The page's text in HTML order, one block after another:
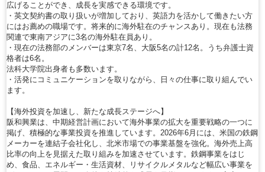
広げることができ、成長を実感できる環境です。
・英文契約書の取り扱いが増加しており、英語力を活かして働きたい方
にはお薦めの職場です。将来的に海外駐在のチャンスあり。現在も法務
関連で東南アジアに3名の海外駐在員あり。
・現在の法務部のメンバーは東京7名、大阪5名の計12名。うち弁護士資
格者は6名。
法科大学院出身者も多数います。
・活発にコミュニケーションを取りながら、日々の仕事に取り組んでい
ます。
【海外投資を加速し、新たな成長ステージへ】
阪和興業は、中期経営計画において海外事業の拡大を重要戦略の一つに
掲げ、積極的な事業投資を推進しています。2026年6月には、米国の鉄鋼
メーカーを連結子会社化し、北米市場での事業基盤を強化。海外売上高
比率の向上を見据えた取り組みを加速させています。鉄鋼事業をはじ
め、食品、エネルギー・生活資材、リサイクルメタルなど幅広い事業を